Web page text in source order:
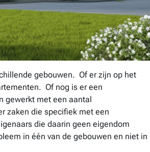
gebouwen. Of er zijn op het
Of nog is er een
gewerkt met een aantal
zaken die specifiek met een
die daarin geen eigendom
in één van de gebouwen en niet in